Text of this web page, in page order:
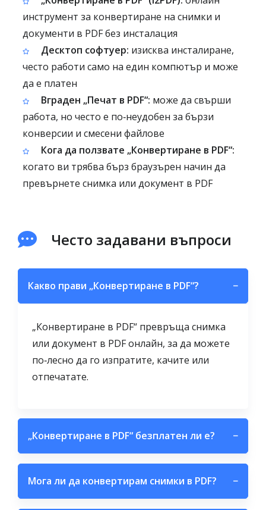
инструмент за конвертиране на снимки и
документи в PDF без инсталация
Десктоп софтуер: изисква инсталиране,
често работи само на един компютър и може
да е платен
Вграден „Печат в PDF“: може да свърши
работа, но често е по‑неудобен за бързи
конверсии и смесени файлове
Кога да ползвате „Конвертиране в PDF“:
когато ви трябва бърз браузърен начин да
превърнете снимка или документ в PDF
Често задавани въпроси
Какво прави „Конвертиране в PDF“? −
„Конвертиране в PDF“ превръща снимка
или документ в PDF онлайн, за да можете
по‑лесно да го изпратите, качите или
отпечатате.
„Конвертиране в PDF“ безплатен ли е? −
Мога ли да конвертирам снимки в PDF? −